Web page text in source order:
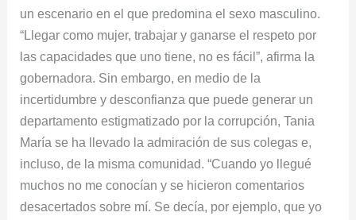
un escenario en el que predomina el sexo masculino.
“Llegar como mujer, trabajar y ganarse el respeto por
las capacidades que uno tiene, no es fácil”, afirma la
gobernadora. Sin embargo, en medio de la
incertidumbre y desconfianza que puede generar un
departamento estigmatizado por la corrupción, Tania
María se ha llevado la admiración de sus colegas e,
incluso, de la misma comunidad. “Cuando yo llegué
muchos no me conocían y se hicieron comentarios
desacertados sobre mí. Se decía, por ejemplo, que yo